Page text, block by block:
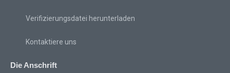
Verifizierungsdatei herunterladen
Kontaktiere uns
Die Anschrift